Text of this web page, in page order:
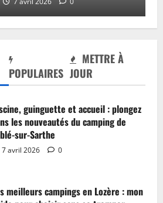
POPULAIRES
METTRE À
JOUR
guinguette et accueil : plongez
les nouveautés du camping de
sur-Sarthe
7 avril 2026 0
meilleurs campings en Lozère : mon